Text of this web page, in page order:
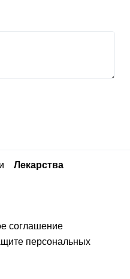
Лекарства
соглашение
персональных